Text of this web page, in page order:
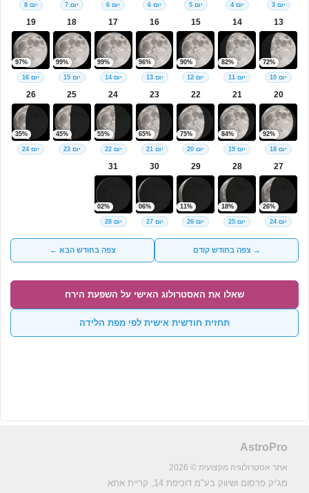
יום 3 יום 4 יום 5 יום 6 יום 6 יום 7 יום 8
13
72%
יום 10
14
82%
יום 11
15
90%
יום 12
16
96%
יום 13
17
99%
יום 14
18
99%
יום 15
19
97%
יום 16
20
92%
יום 18
21
84%
יום 19
22
75%
יום 20
23
65%
יום 21
24
55%
יום 22
25
45%
יום 23
26
35%
יום 24
27
26%
יום 24
28
18%
יום 25
29
11%
יום 26
30
06%
יום 27
31
02%
יום 28
→ צפה בחודש קודם צפה בחודש הבא ←
שאלו את האסטרולוג האישי על השפעת הירח
תחזית חודשית אישית לפי מפת הלידה
AstroPro
אתר אסטרולוגיה מקצועית © 2026
מג'יק פרסום ושיווק בע"מ דוכיפת 14, קריית אתא